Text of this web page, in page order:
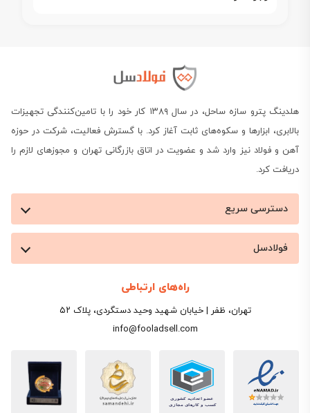
هلدینگ پترو سازه ساحل، در سال ۱۳۸۹ کار خود را با تامین‌کنندگی تجهیزات
بالابری، ابزارها و سکوه‌های ثابت آغاز کرد. با گسترش فعالیت، شرکت در حوزه
آهن و فولاد نیز وارد شد و عضویت در اتاق بازرگانی تهران و مجوزهای لازم را
دریافت کرد.
دسترسی سریع
فولادسل
راه‌های ارتباطی
تهران، ظفر | خیابان شهید وحید دستگردی، پلاک ۵۲
info@fooladsell.com